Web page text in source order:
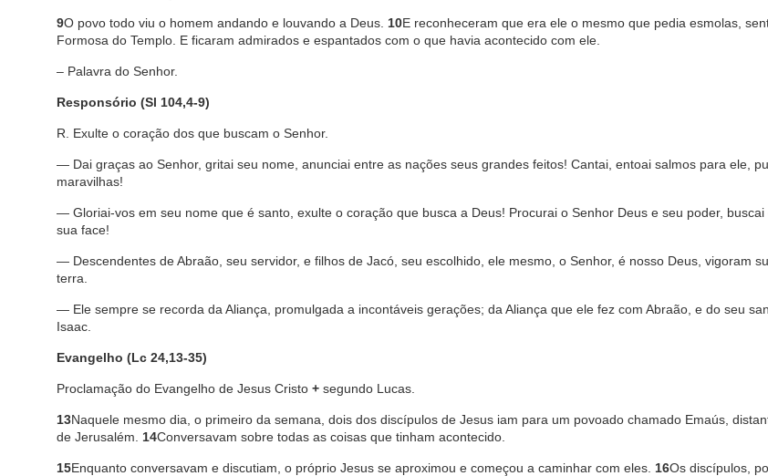
9O povo todo viu o homem andando e louvando a Deus. 10E reconheceram que era ele o mesmo que pedia esmolas,
Formosa do Templo. E ficaram admirados e espantados com o que havia acontecido com ele.
– Palavra do Senhor.
Responsório (Sl 104,4-9)
R. Exulte o coração dos que buscam o Senhor.
— Dai graças ao Senhor, gritai seu nome, anunciai entre as nações seus grandes feitos! Cantai, entoai salmos para ele,
maravilhas!
— Gloriai-vos em seu nome que é santo, exulte o coração que busca a Deus! Procurai o Senhor Deus e seu poder, buscai
sua face!
— Descendentes de Abraão, seu servidor, e filhos de Jacó, seu escolhido, ele mesmo, o Senhor, é nosso Deus, vigoram
terra.
— Ele sempre se recorda da Aliança, promulgada a incontáveis gerações; da Aliança que ele fez com Abraão, e do seu
Isaac.
Evangelho (Lc 24,13-35)
Proclamação do Evangelho de Jesus Cristo + segundo Lucas.
13Naquele mesmo dia, o primeiro da semana, dois dos discípulos de Jesus iam para um povoado chamado Emaús,
de Jerusalém. 14Conversavam sobre todas as coisas que tinham acontecido.
15Enquanto conversavam e discutiam, o próprio Jesus se aproximou e começou a caminhar com eles. 16Os discípulos,